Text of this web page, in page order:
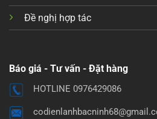
Đề nghị hợp tác
Báo giá - Tư vấn - Đặt hàng
HOTLINE 0976429086